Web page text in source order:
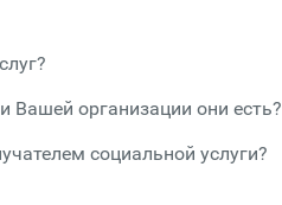
Вашей организации они есть?
социальной услуги?